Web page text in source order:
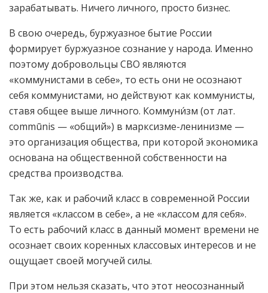
зарабатывать. Ничего личного, просто бизнес.
В свою очередь, буржуазное бытие России
формирует буржуазное сознание у народа. Именно
поэтому добровольцы СВО являются
«коммунистами в себе», то есть они не осознают
себя коммунистами, но действуют как коммунисты,
ставя общее выше личного. Коммуни́зм (от лат.
commūnis — «общий») в марксизме-ленинизме —
это организация общества, при которой экономика
основана на общественной собственности на
средства производства.
Так же, как и рабочий класс в современной России
является «классом в себе», а не «классом для себя».
То есть рабочий класс в данный момент времени не
осознает своих коренных классовых интересов и не
ощущает своей могучей силы.
При этом нельзя сказать, что этот неосознанный